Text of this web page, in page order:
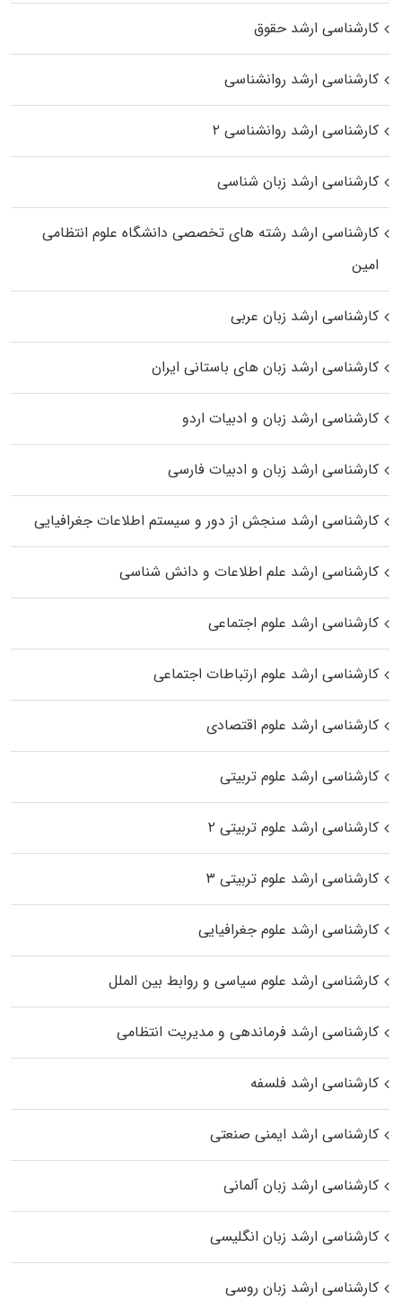
کارشناسی ارشد حقوق
کارشناسی ارشد روانشناسی
کارشناسی ارشد روانشناسی ۲
کارشناسی ارشد زبان شناسی
کارشناسی ارشد رﺷﺘﻪ ﻫﺎی تخصصی داﻧﺸﮕﺎه ﻋﻠﻮم انتظامی
اﻣﻴﻦ
کارشناسی ارشد زبان عربی
کارشناسی ارشد زبان‌ های باستانی ایران
کارشناسی ارشد زبان و ادبیات اردو
کارشناسی ارشد زبان و ادبیات فارسی
کارشناسی ارشد سنجش از دور و سیستم اطلاعات جغرافیایی
کارشناسی ارشد علم اطلاعات و دانش شناسی
کارشناسی ارشد علوم اجتماعی
کارشناسی ارشد علوم ارتباطات اجتماعی
کارشناسی ارشد علوم اقتصادی
کارشناسی ارشد علوم تربیتی
کارشناسی ارشد علوم تربیتی ۲
کارشناسی ارشد علوم تربیتی ۳
کارشناسی ارشد علوم جغرافیایی
کارشناسی ارشد علوم سیاسی و روابط بین الملل
کارشناسی ارشد فرماندهی و مدیریت انتظامی
کارشناسی ارشد فلسفه
کارشناسی ارشد ایمنی صنعتی
کارشناسی ارشد زبان آلمانی
کارشناسی ارشد زبان انگلیسی
کارشناسی ارشد زبان روسی